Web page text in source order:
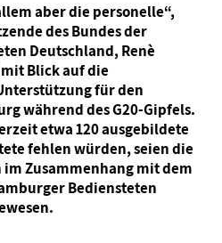
aber die personelle“,
des Bundes der
Deutschland, Renè
Blick auf die
für den
während des G20-Gipfels.
etwa 120 ausgebildete
fehlen würden, seien die
Zusammenhang mit dem
Bediensteten